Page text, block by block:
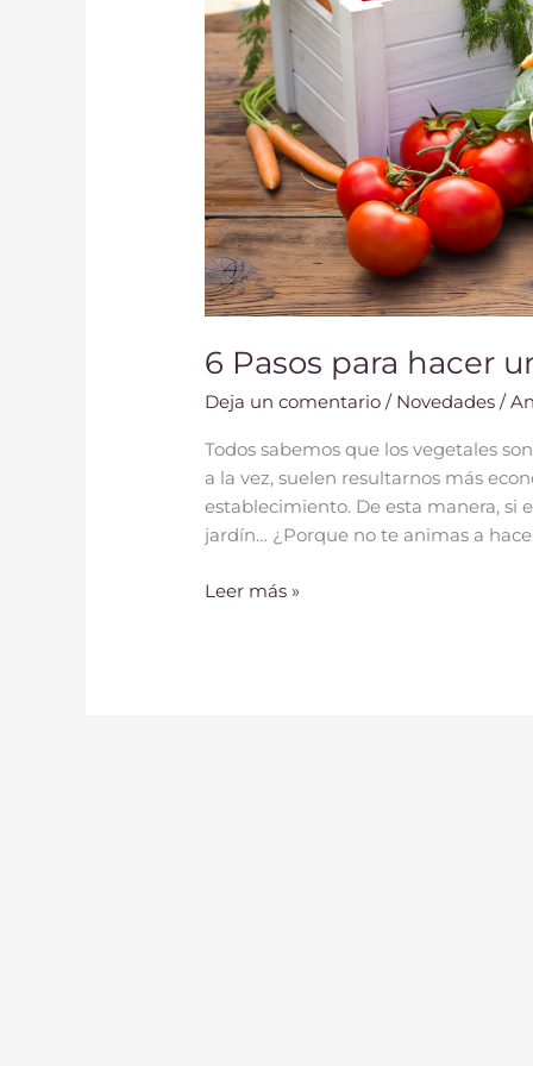
6 Pasos para hacer
Deja un comentario / Novedades /
Todos sabemos que los vegetales
a la vez, suelen resultarnos más
establecimiento. De esta manera, si
jardín… ¿Porque no te animas a
Leer más »